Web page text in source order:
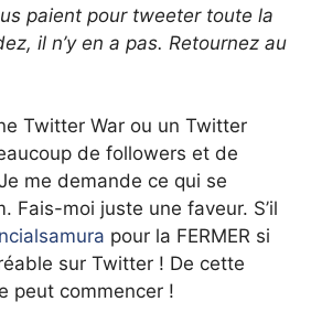
paient pour tweeter toute la
il n’y en a pas. Retournez au
Twitter War ou un Twitter
de followers et de
me demande ce qui se
Fais-moi juste une faveur. S’il
pour la FERMER si
sur Twitter ! De cette
peut commencer !